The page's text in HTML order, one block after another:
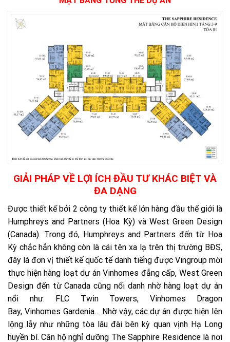
GIẢI PHÁP VỀ LỢI ÍCH ĐẦU TƯ KHÁC BIỆT VÀ
ĐA DẠNG
Được thiết kế bởi 2 công ty thiết kế lớn hàng đầu thế giới là
Humphreys and Partners (Hoa Kỳ) và West Green Design
(Canada). Trong đó, Humphreys and Partners đến từ Hoa
Kỳ chắc hẳn không còn là cái tên xa lạ trên thị trường BĐS,
đây là đơn vị thiết kế quốc tế danh tiếng được Vingroup mời
thực hiện hàng loạt dự án Vinhomes đẳng cấp, West Green
Design đến từ Canada cũng nổi danh nhờ hàng loạt dự án
nổi như: FLC Twin Towers, Vinhomes Dragon
Bay, Vinhomes Gardenia… Nhờ vậy, các dự án được hiện lên
lộng lẫy như những tòa lâu đài bên kỳ quan vịnh Hạ Long
huyền bí. Căn hộ nghỉ dưỡng The Sapphire Residence là nơi